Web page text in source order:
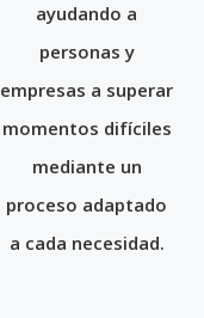
ayudando a
personas y
empresas a superar
momentos difíciles
mediante un
proceso adaptado
a cada necesidad.